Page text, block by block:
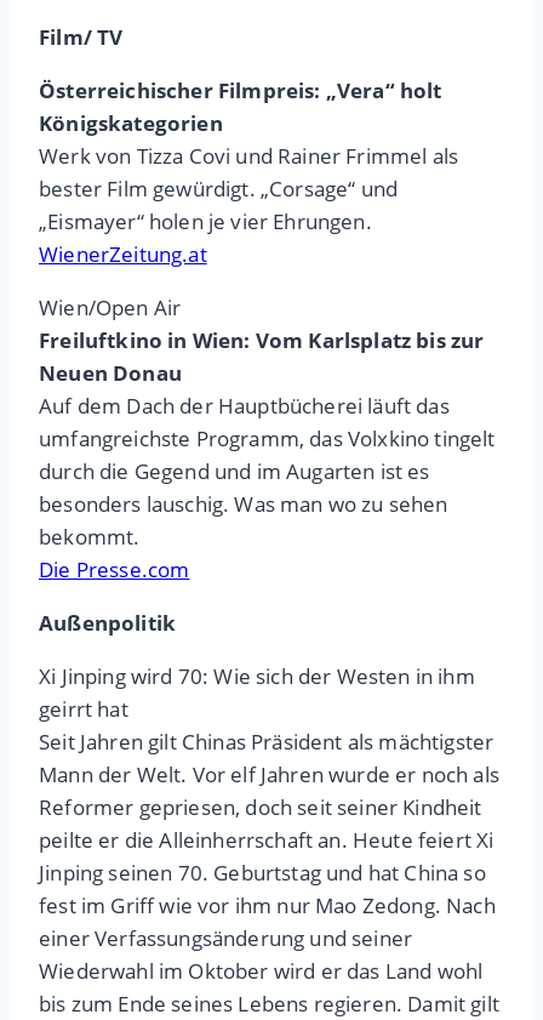
Film/ TV
Österreichischer Filmpreis: „Vera“ holt
Königskategorien
Werk von Tizza Covi und Rainer Frimmel als
bester Film gewürdigt. „Corsage“ und
„Eismayer“ holen je vier Ehrungen.
WienerZeitung.at
Wien/Open Air
Freiluftkino in Wien: Vom Karlsplatz bis zur
Neuen Donau
Auf dem Dach der Hauptbücherei läuft das
umfangreichste Programm, das Volxkino tingelt
durch die Gegend und im Augarten ist es
besonders lauschig. Was man wo zu sehen
bekommt.
Die Presse.com
Außenpolitik
Xi Jinping wird 70: Wie sich der Westen in ihm
geirrt hat
Seit Jahren gilt Chinas Präsident als mächtigster
Mann der Welt. Vor elf Jahren wurde er noch als
Reformer gepriesen, doch seit seiner Kindheit
peilte er die Alleinherrschaft an. Heute feiert Xi
Jinping seinen 70. Geburtstag und hat China so
fest im Griff wie vor ihm nur Mao Zedong. Nach
einer Verfassungsänderung und seiner
Wiederwahl im Oktober wird er das Land wohl
bis zum Ende seines Lebens regieren. Damit gilt